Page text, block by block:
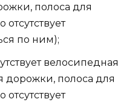
полоса для
по ним);
велосипедная
дорожки, полоса для